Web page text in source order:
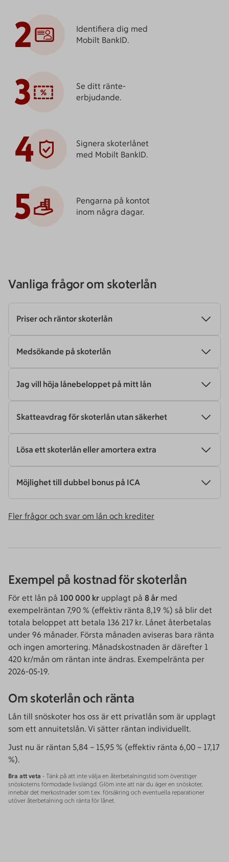
2
Identifiera dig med
Mobilt BankID.
3
Se ditt ränte­
erbjudande.
4
Signera skoterlånet
med Mobilt BankID.
5
Pengarna på kontot
inom några dagar.
Vanliga frågor om skoterlån
Priser och räntor skoterlån
Medsökande på skoterlån
Jag vill höja lånebeloppet på mitt lån
Skatteavdrag för skoterlån utan säkerhet
Lösa ett skoterlån eller amortera extra
Möjlighet till dubbel bonus på ICA
Fler frågor och svar om lån och krediter
Exempel på kostnad för skoterlån
För ett lån på 100 000 kr upplagt på 8 år med
exempelräntan 7,90 % (effektiv ränta 8,19 %) så blir det
totala beloppet att betala 136 217 kr. Lånet återbetalas
under 96 månader. Första månaden aviseras bara ränta
och ingen amortering. Månadskostnaden är därefter 1
420 kr/mån om räntan inte ändras. Exempelränta per
2026-05-19.
Om skoterlån och ränta
Lån till snöskoter hos oss är ett privatlån som är upplagt
som ett annuitetslån. Vi sätter räntan individuellt.
Just nu är räntan 5,84 – 15,95 % (effektiv ränta 6,00 – 17,17
%).
Bra att veta - Tänk på att inte välja en återbetalningstid som överstiger
snöskoterns förmodade livslängd. Glöm inte att när du äger en snöskoter,
innebär det merkostnader som t.ex. försäkring och eventuella reparationer
utöver återbetalning och ränta för lånet.